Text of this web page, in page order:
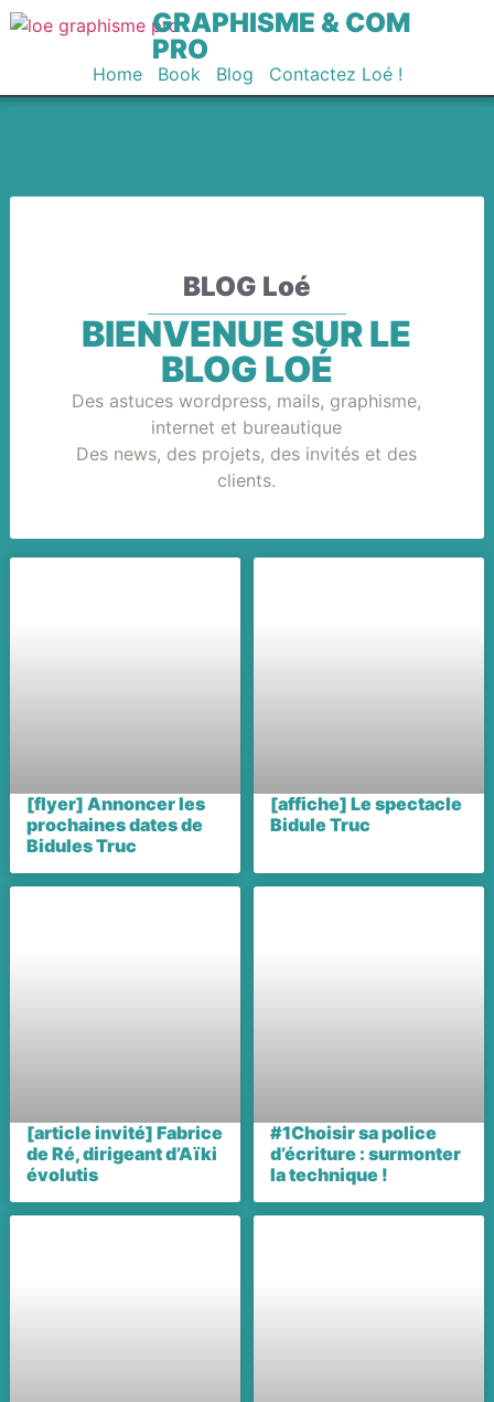
GRAPHISME & COM
PRO
Home Book Blog Contactez Loé !
BLOG Loé
BIENVENUE SUR LE
BLOG LOÉ
Des astuces wordpress, mails, graphisme,
internet et bureautique
Des news, des projets, des invités et des
clients.
[flyer] Annoncer les
prochaines dates de
Bidules Truc
[affiche] Le spectacle
Bidule Truc
[article invité] Fabrice
de Ré, dirigeant d’Aïki
évolutis
#1Choisir sa police
d’écriture : surmonter
la technique !